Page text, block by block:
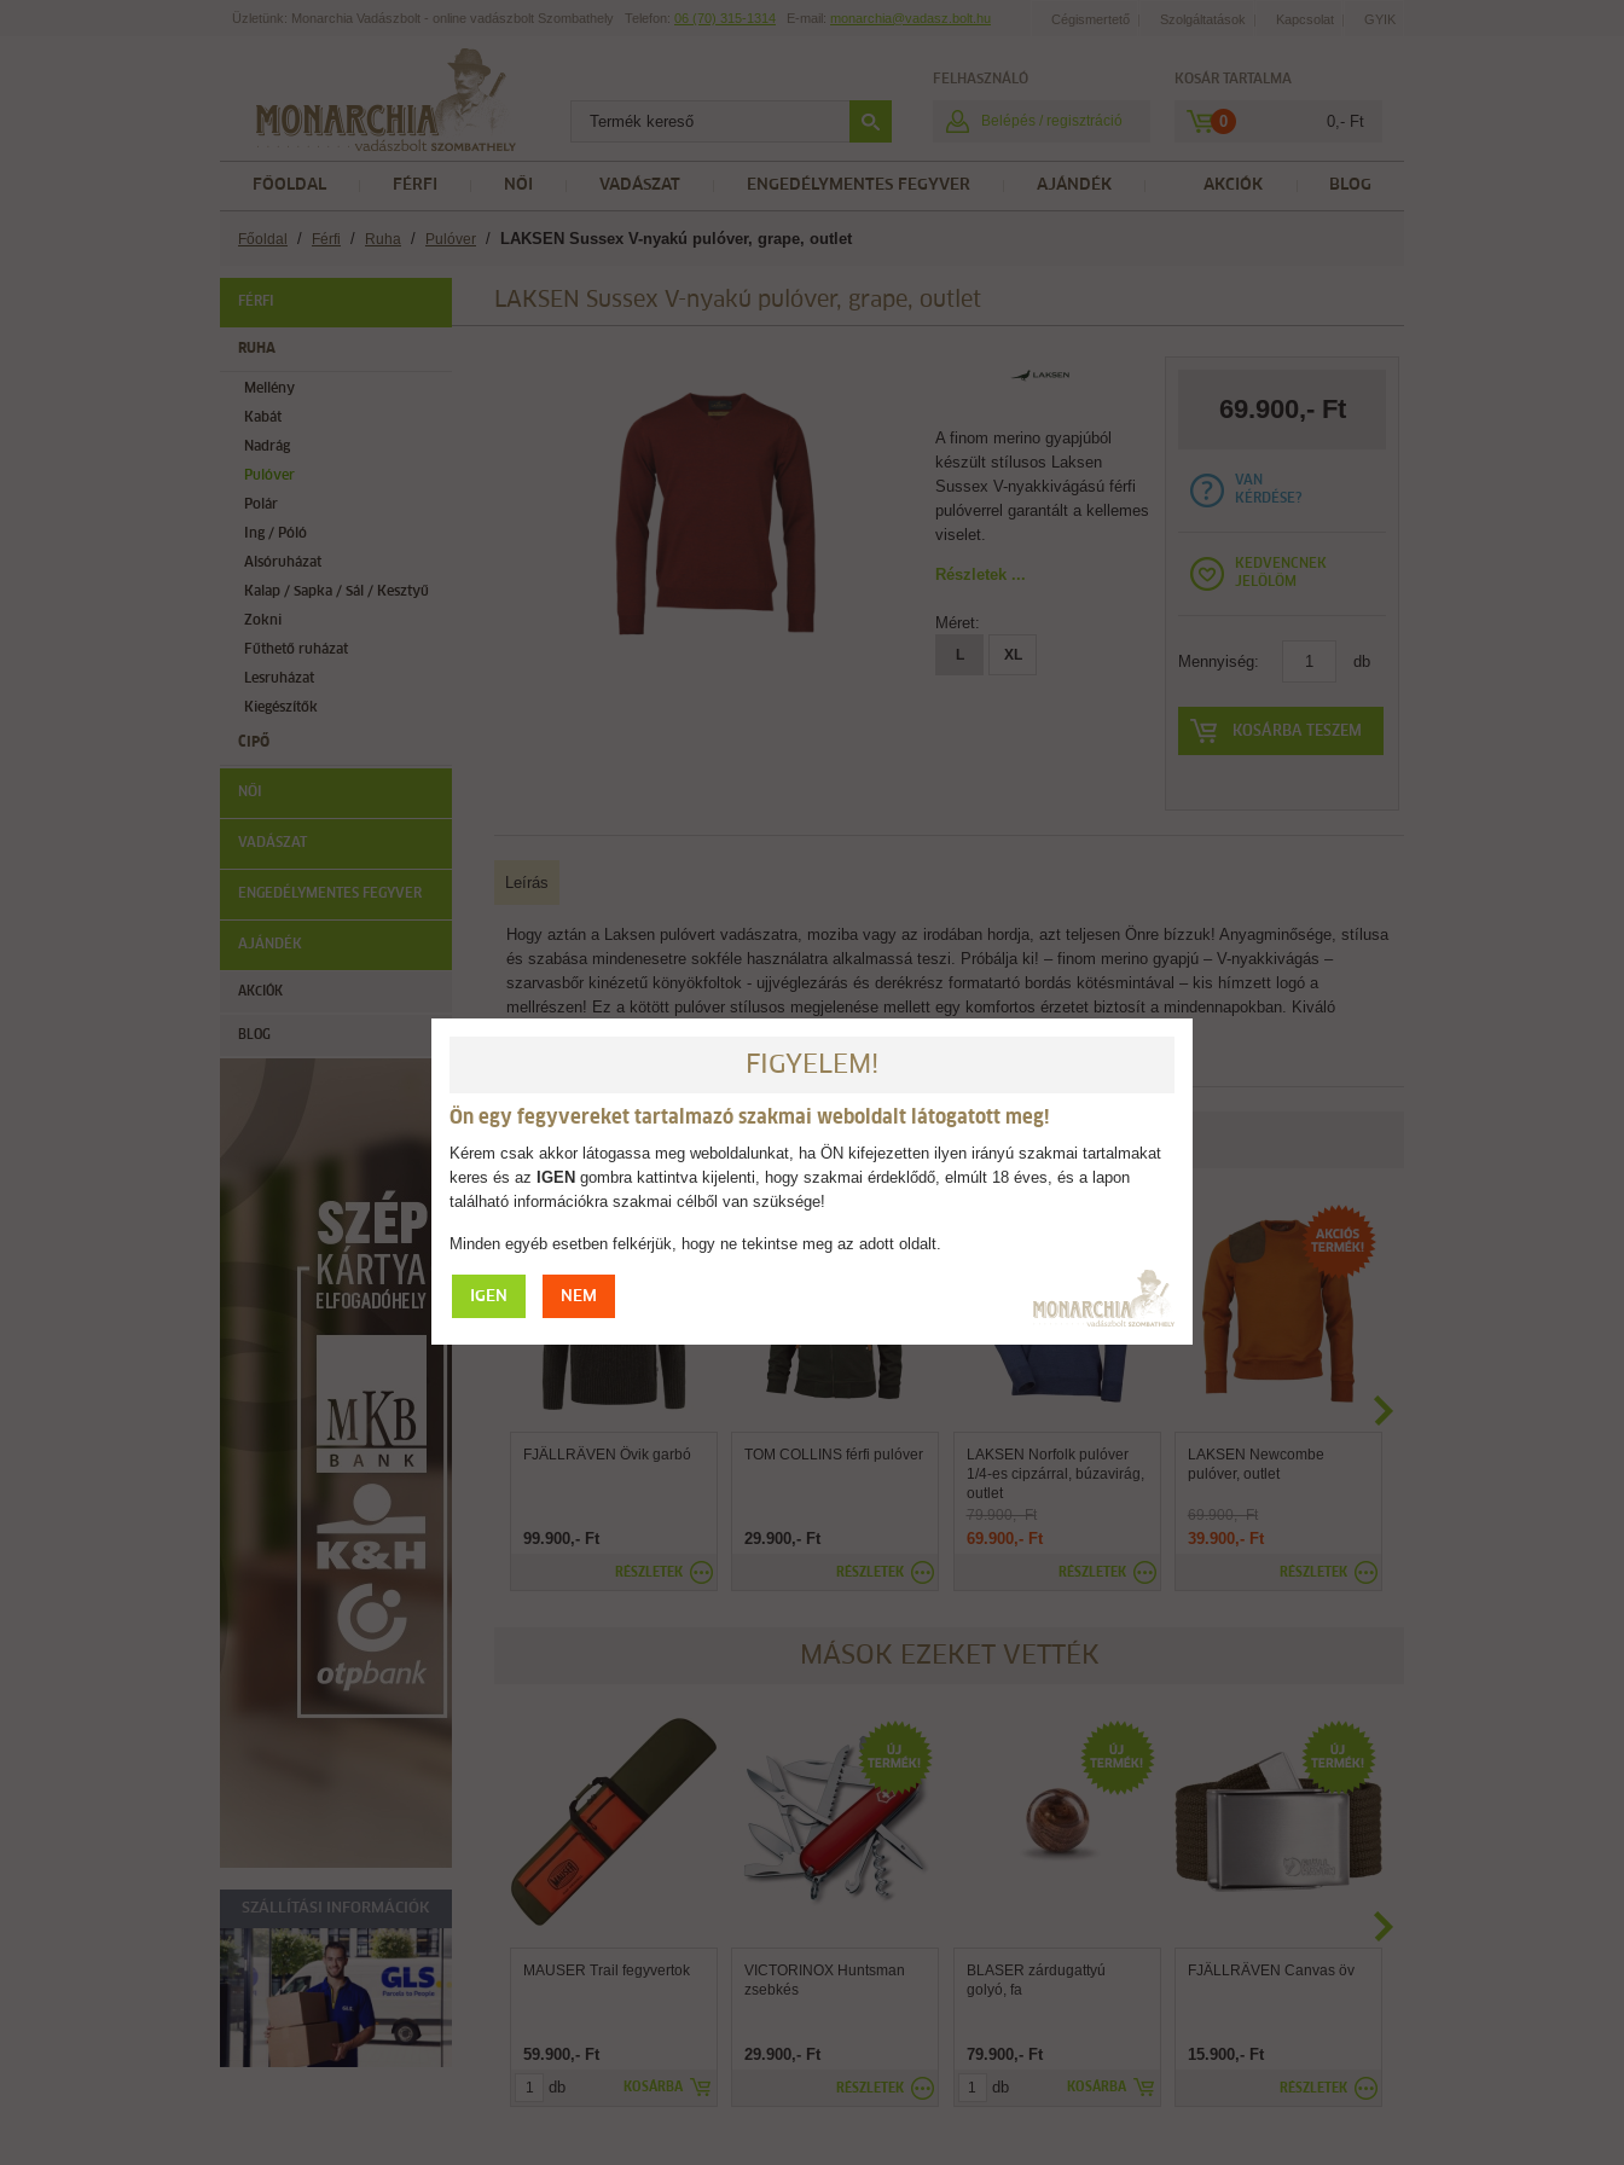
Cégismertető Szolgáltatások Kapcsolat GYIK
Üzletünk: Monarchia Vadászbolt - online vadászbolt Szombathely Telefon: 06 (70) 315-1314 E-mail: monarchia@vadasz.bolt.hu
FELHASZNÁLÓ
Belépés / regisztráció
KOSÁR TARTALMA
0 0,- Ft
BLOG
AKCIÓK
FŐOLDAL FÉRFI NŐI VADÁSZAT ENGEDÉLYMENTES FEGYVER AJÁNDÉK
Főoldal / Férfi / Ruha / Pulóver / LAKSEN Sussex V-nyakú pulóver, grape, outlet
FÉRFI
RUHA
Mellény
Kabát
Nadrág
Pulóver
Polár
Ing / Póló
Alsóruházat
Kalap / Sapka / Sál / Kesztyű
Zokni
Fűthető ruházat
Lesruházat
Kiegészítők
CIPŐ
NŐI
VADÁSZAT
ENGEDÉLYMENTES FEGYVER
AJÁNDÉK
AKCIÓK
BLOG
SZÁLLÍTÁSI INFORMÁCIÓK
LAKSEN Sussex V-nyakú pulóver, grape, outlet
A finom merino gyapjúból
készült stílusos Laksen
Sussex V-nyakkivágású férfi
pulóverrel garantált a kellemes
viselet.
Részletek ...
Méret:
L XL
69.900,- Ft
VAN
KÉRDÉSE?
KEDVENCNEK
JELÖLÖM
Mennyiség: db
KOSÁRBA TESZEM
Leírás
Hogy aztán a Laksen pulóvert vadászatra, moziba vagy az irodában hordja, azt teljesen Önre bízzuk! Anyagminősége, stílusa
és szabása mindenesetre sokféle használatra alkalmassá teszi. Próbálja ki! – finom merino gyapjú – V-nyakkivágás –
szarvasbőr kinézetű könyökfoltok - ujjvéglezárás és derékrész formatartó bordás kötésmintával – kis hímzett logó a
mellrészen! Ez a kötött pulóver stílusos megjelenése mellett egy komfortos érzetet biztosít a mindennapokban. Kiváló
FJÄLLRÄVEN Övik garbó
99.900,- Ft
RÉSZLETEK
TOM COLLINS férfi pulóver
29.900,- Ft
RÉSZLETEK
LAKSEN Norfolk pulóver
1/4-es cipzárral, búzavirág,
outlet
79.900,- Ft
69.900,- Ft
RÉSZLETEK
LAKSEN Newcombe
pulóver, outlet
69.900,- Ft
39.900,- Ft
RÉSZLETEK
MÁSOK EZEKET VETTÉK
MAUSER Trail fegyvertok
59.900,- Ft
KOSÁRBA
db
VICTORINOX Huntsman
zsebkés
29.900,- Ft
RÉSZLETEK
BLASER zárdugattyú
golyó, fa
79.900,- Ft
KOSÁRBA
db
FJÄLLRÄVEN Canvas öv
15.900,- Ft
RÉSZLETEK
FIGYELEM!
Ön egy fegyvereket tartalmazó szakmai weboldalt látogatott meg!
Kérem csak akkor látogassa meg weboldalunkat, ha ÖN kifejezetten ilyen irányú szakmai tartalmakat
keres és az IGEN gombra kattintva kijelenti, hogy szakmai érdeklődő, elmúlt 18 éves, és a lapon
található információkra szakmai célből van szüksége!
Minden egyéb esetben felkérjük, hogy ne tekintse meg az adott oldalt.
IGEN NEM